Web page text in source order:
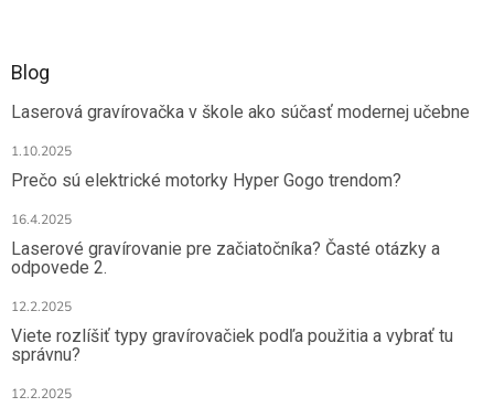
Blog
Laserová gravírovačka v škole ako súčasť modernej učebne
1.10.2025
Prečo sú elektrické motorky Hyper Gogo trendom?
16.4.2025
Laserové gravírovanie pre začiatočníka? Časté otázky a
odpovede 2.
12.2.2025
Viete rozlíšiť typy gravírovačiek podľa použitia a vybrať tu
správnu?
12.2.2025